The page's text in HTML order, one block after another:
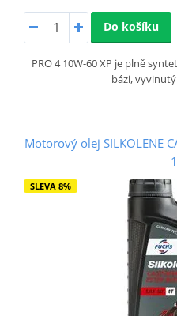
Do košíku
PRO 4 10W-60 XP je plně
bázi,
Motorový olej SILKOLENE
SLEVA 8%